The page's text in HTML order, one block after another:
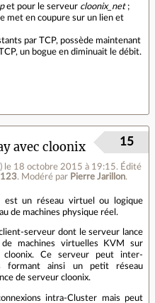
et pour le serveur cloonix_net;
met en coupure sur un lien et
par TCP, possède maintenant
un bogue en diminuait le débit.
avec cloonix
) le 18 octobre 2015 à 19:15. Édité
. Modéré par Pierre Jarillon.
15
est un réseau virtuel ou logique
de machines physique réel.
serveur dont le serveur lance
machines virtuelles KVM sur
cloonix. Ce serveur peut inter-
formant ainsi un petit réseau
de serveur cloonix.
intra-Cluster mais peut